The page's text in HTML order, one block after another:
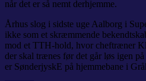
når det er så nemt derhjemme.
Århus slog i sidste uge Aalborg i
ikke som et skræmmende
mod et TTH-hold, hvor cheftræner
der skal trænes før det går løs igen
er SønderjyskE på hjemmebane i